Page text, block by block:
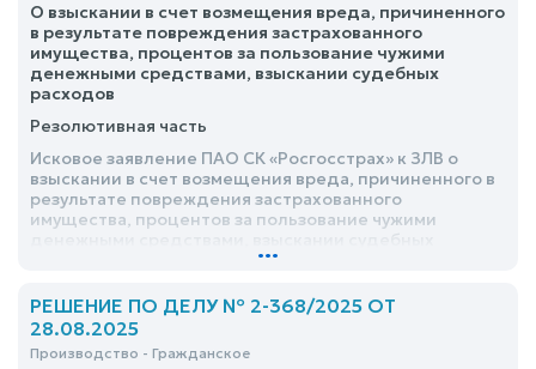
О взыскании в счет возмещения вреда, причиненного
в результате повреждения застрахованного
имущества, процентов за пользование чужими
денежными средствами, взыскании судебных
расходов
Резолютивная часть
Исковое заявление ПАО СК «Росгосстрах» к ЗЛВ о
взыскании в счет возмещения вреда, причиненного в
результате повреждения застрахованного
имущества, процентов за пользование чужими
...
РЕШЕНИЕ ПО ДЕЛУ № 2-368/2025 ОТ
28.08.2025
Производство - Гражданское